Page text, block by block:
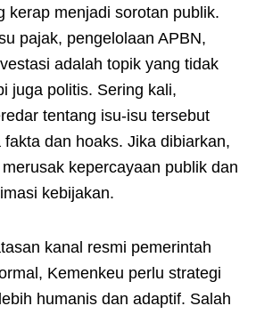
kerap menjadi sorotan publik.
pajak, pengelolaan APBN,
adalah topik yang tidak
juga politis. Sering kali,
tentang isu-isu tersebut
fakta dan hoaks. Jika dibiarkan,
kepercayaan publik dan
kebijakan.
kanal resmi pemerintah
Kemenkeu perlu strategi
humanis dan adaptif. Salah